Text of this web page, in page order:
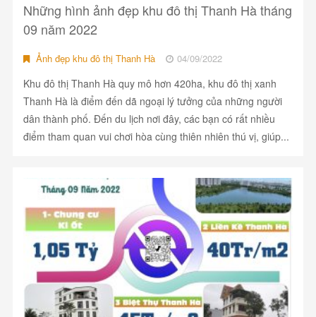
Những hình ảnh đẹp khu đô thị Thanh Hà tháng
09 năm 2022
Ảnh đẹp khu đô thị Thanh Hà 04/09/2022
Khu đô thị Thanh Hà quy mô hơn 420ha, khu đô thị xanh
Thanh Hà là điểm đến dã ngoại lý tưởng của những người
dân thành phố. Đến du lịch nơi đây, các bạn có rất nhiều
điểm tham quan vui chơi hòa cùng thiên nhiên thú vị, giúp...